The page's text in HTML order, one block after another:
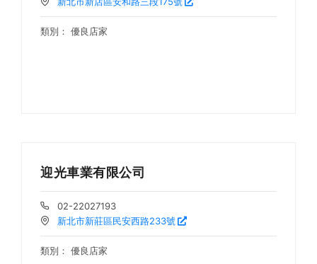
類別： 優良店家
迎光車業有限公司
02-22027193
新北市新莊區民安西路233號
類別： 優良店家